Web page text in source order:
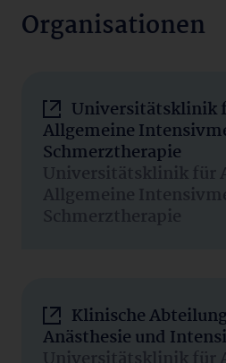
Organisationen
Universitätsklinik
Allgemeine
Schmerztherapie
Universitätsklinik für
Allgemeine
Schmerztherapie
Klinische
Anästhesie und